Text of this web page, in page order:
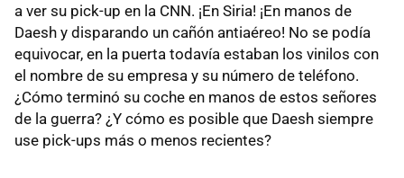
a ver su pick-up en la CNN. ¡En Siria! ¡En manos de
Daesh y disparando un cañón antiaéreo! No se podía
equivocar, en la puerta todavía estaban los vinilos con
el nombre de su empresa y su número de teléfono.
¿Cómo terminó su coche en manos de estos señores
de la guerra? ¿Y cómo es posible que Daesh siempre
use pick-ups más o menos recientes?